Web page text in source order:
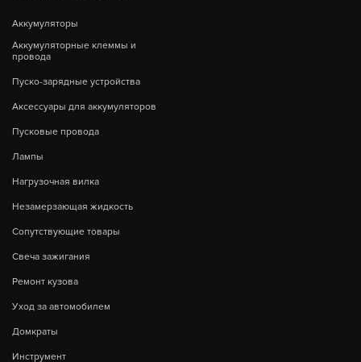
Аккумуляторы
Аккумуляторные клеммы и
провода
Пуско-зарядные устройства
Аксессуары для аккумуляторов
Пусковые провода
Лампы
Нагрузочная вилка
Незамерзающая жидкость
Сопутствующие товары
Свеча зажигания
Ремонт кузова
Уход за автомобилем
Домкраты
Инструмент